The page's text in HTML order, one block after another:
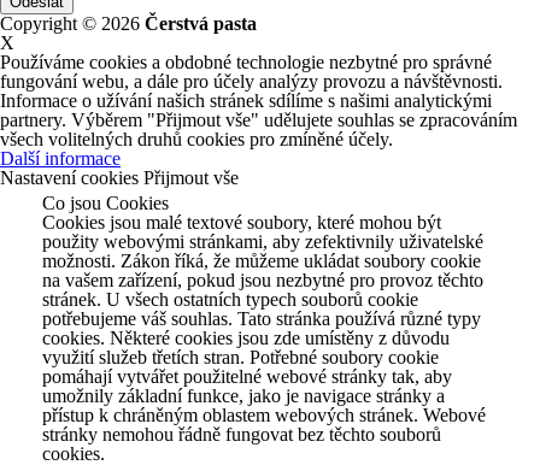
Copyright © 2026 Čerstvá pasta
X
Používáme cookies a obdobné technologie nezbytné pro správné
fungování webu, a dále pro účely analýzy provozu a návštěvnosti.
Informace o užívání našich stránek sdílíme s našimi analytickými
partnery. Výběrem "Přijmout vše" udělujete souhlas se zpracováním
všech volitelných druhů cookies pro zmíněné účely.
Další informace
Nastavení cookies Přijmout vše
Co jsou Cookies
Cookies jsou malé textové soubory, které mohou být
použity webovými stránkami, aby zefektivnily uživatelské
možnosti. Zákon říká, že můžeme ukládat soubory cookie
na vašem zařízení, pokud jsou nezbytné pro provoz těchto
stránek. U všech ostatních typech souborů cookie
potřebujeme váš souhlas. Tato stránka používá různé typy
cookies. Některé cookies jsou zde umístěny z důvodu
využití služeb třetích stran. Potřebné soubory cookie
pomáhají vytvářet použitelné webové stránky tak, aby
umožnily základní funkce, jako je navigace stránky a
přístup k chráněným oblastem webových stránek. Webové
stránky nemohou řádně fungovat bez těchto souborů
cookies.